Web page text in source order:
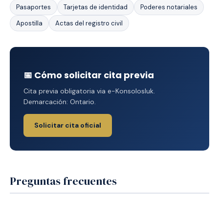
Pasaportes Tarjetas de identidad
Poderes notariales
Apostilla
Actas del registro civil
📅 Cómo solicitar cita previa
Cita previa obligatoria via e-Konsolosluk.
Demarcación: Ontario.
Solicitar cita oficial
Preguntas frecuentes